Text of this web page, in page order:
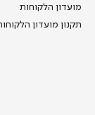
מועדון הלקוחות
תקנון מועדון